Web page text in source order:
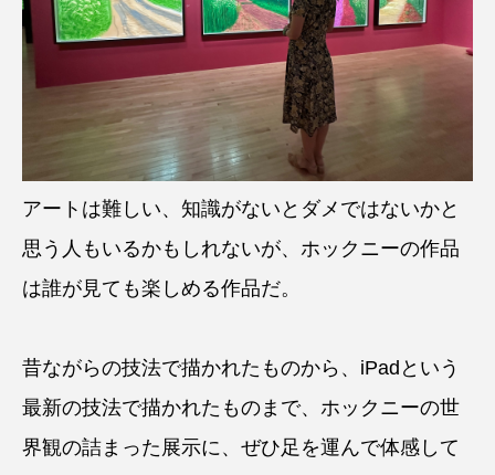
アートは難しい、知識がないとダメではないかと
思う人もいるかもしれないが、ホックニーの作品
は誰が見ても楽しめる作品だ。
昔ながらの技法で描かれたものから、iPadという
最新の技法で描かれたものまで、ホックニーの世
界観の詰まった展示に、ぜひ足を運んで体感して